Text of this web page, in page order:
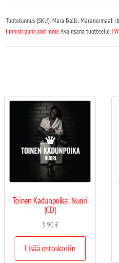
Tuotetunnus (SKU): Mara Balls: Maranormaali
Finnish punk and indieAvainsana tuotteelle
Toinen Kadunpoika: Nuori
(CD)
3,90€
Lisää ostoskoriin